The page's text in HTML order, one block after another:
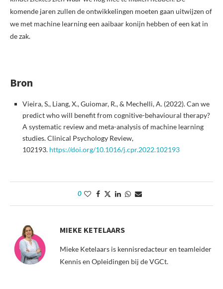
komende jaren zullen de ontwikkelingen moeten gaan uitwijzen of
we met machine learning een aaibaar konijn hebben of een kat in
de zak.
Bron
Vieira, S., Liang, X., Guiomar, R., & Mechelli, A. (2022). Can we
predict who will benefit from cognitive-behavioural therapy?
A systematic review and meta-analysis of machine learning
studies. Clinical Psychology Review,
102193. https://doi.org/10.1016/j.cpr.2022.102193
0
MIEKE KETELAARS
Mieke Ketelaars is kennisredacteur en teamleider
Kennis en Opleidingen bij de VGCt.